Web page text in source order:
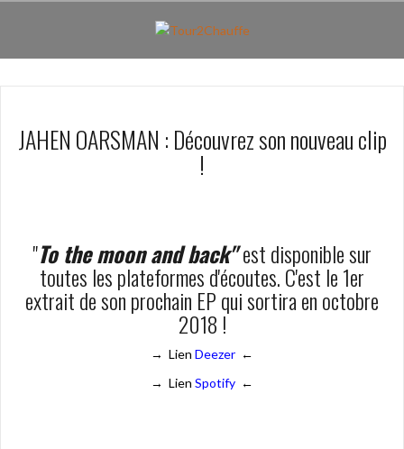
JAHEN OARSMAN : Découvrez son nouveau clip
!
"To the moon and back"est disponible sur
toutes les plateformes d'écoutes. C'est le 1er
extrait de son prochain EP qui sortira en octobre
2018 !
→ Lien Deezer ←
→ Lien Spotify ←